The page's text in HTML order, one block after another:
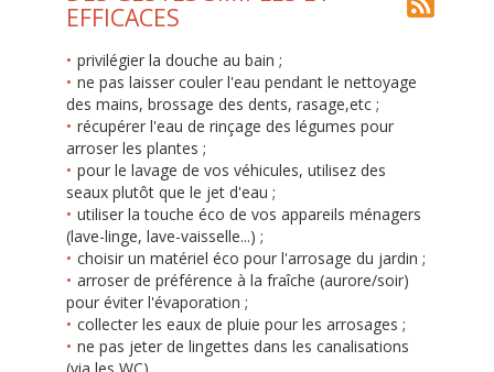
EFFICACES
privilégier la douche au bain ;
ne pas laisser couler l'eau pendant le nettoyage
des mains, brossage des dents, rasage,etc ;
récupérer l'eau de rinçage des légumes pour
arroser les plantes ;
pour le lavage de vos véhicules, utilisez des
seaux plutôt que le jet d'eau ;
utiliser la touche éco de vos appareils ménagers
(lave-linge, lave-vaisselle...) ;
choisir un matériel éco pour l'arrosage du jardin ;
arroser de préférence à la fraîche (aurore/soir)
pour éviter l'évaporation ;
collecter les eaux de pluie pour les arrosages ;
ne pas jeter de lingettes dans les canalisations